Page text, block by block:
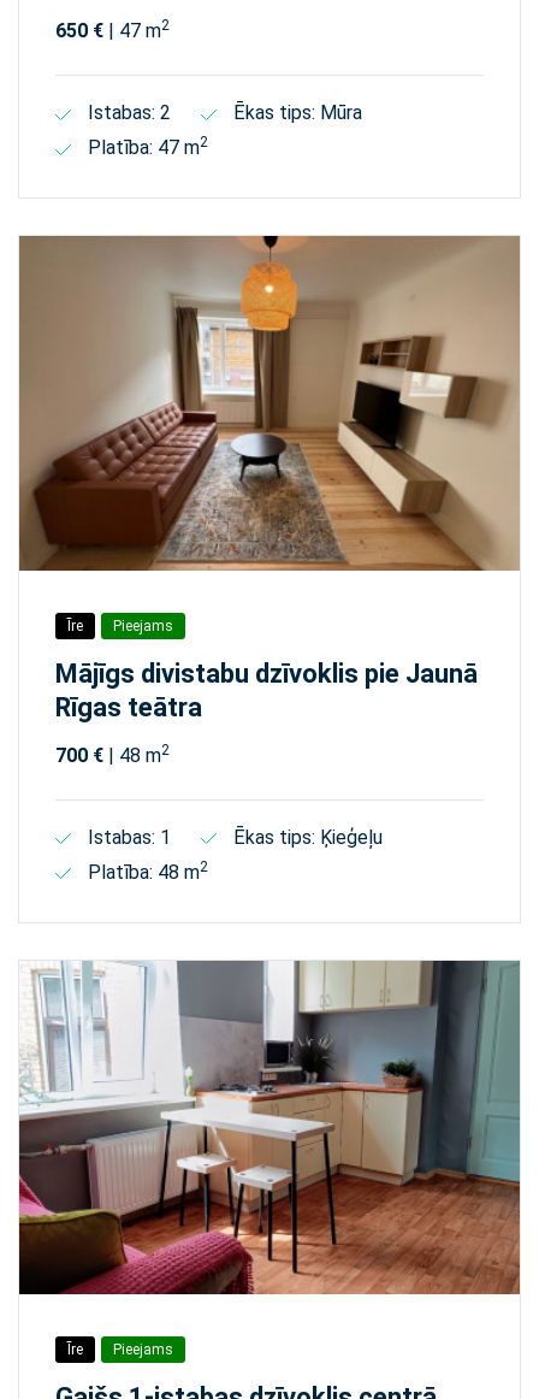
650 € | 47 m2
Istabas: 2
Ēkas tips: Mūra
Platība: 47 m2
Īre Pieejams
Mājīgs divistabu dzīvoklis pie Jaunā
Rīgas teātra
700 € | 48 m2
Istabas: 1
Ēkas tips: Ķieģeļu
Platība: 48 m2
Īre Pieejams